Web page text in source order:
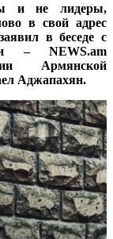
и не лидеры,
в свой адрес
в беседе с
– NEWS.am
Армянской
Аджапахян.